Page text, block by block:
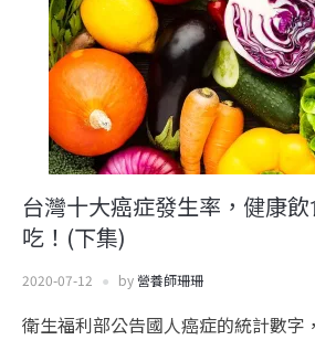
台灣十大癌症發生率，健康
吃！(下集)
2020-07-12 by營養師珊珊
衛生福利部公告國人癌症的統計數字